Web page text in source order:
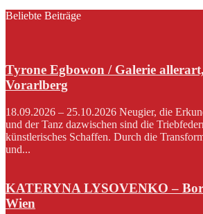
Beliebte Beiträge
Tyrone Egbowon / Galerie
Vorarlberg
18.09.2026 – 25.10.2026 Neugier, die
und der Tanz dazwischen sind die
künstlerisches Schaffen. Durch die
und...
KATERYNA LYSOVENKO –
Wien